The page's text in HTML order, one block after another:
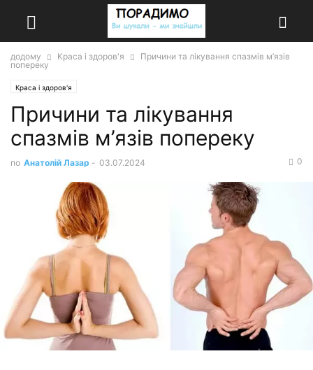
додому Краса і здоров'я
Причини та лікування спазмів м’язів
попереку
Краса і здоров'я
Причини та лікування
спазмів м’язів попереку
по Анатолій Лазар - 03.07.2024 0